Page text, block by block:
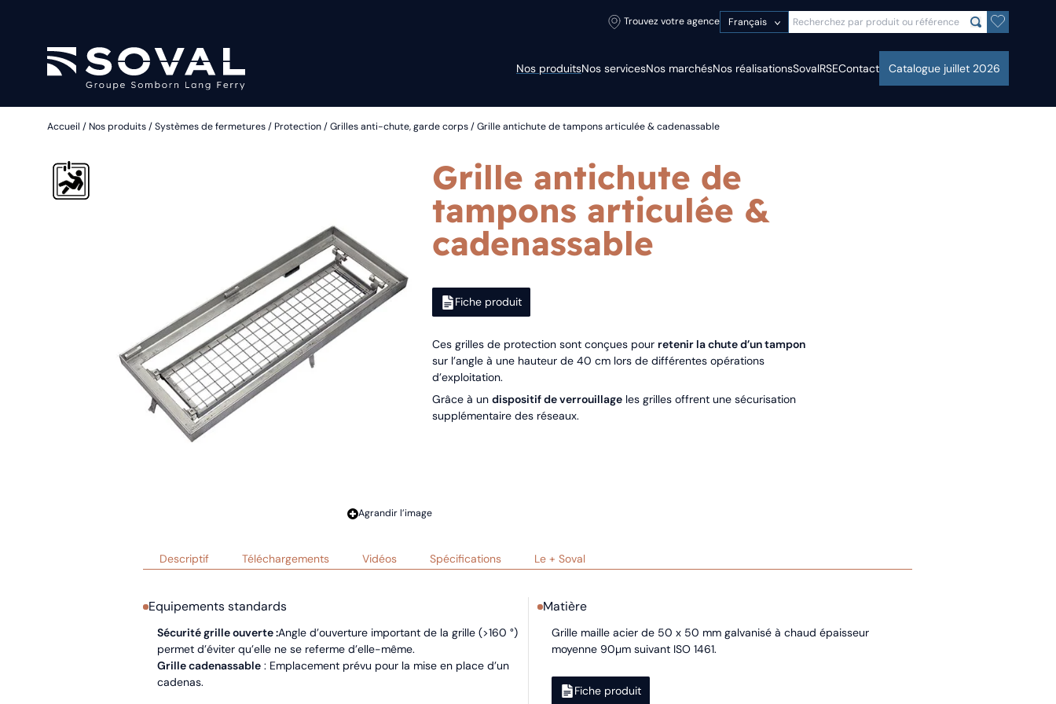
Trouvez votre agence Français
Nos produitsNos servicesNos marchésNos réalisationsSovalRSEContact Catalogue juillet 2026
Accueil / Nos produits/Systèmes de fermetures/ Protection/Grilles anti-chute, garde corps/ Grille antichute de tampons articulée & cadenassable
Agrandir l’image
Grille antichute de
tampons articulée &
cadenassable
Fiche produit
Ces grilles de protection sont conçues pour retenir la chute d’un tampon
sur l’angle à une hauteur de 40 cm lors de différentes opérations
d’exploitation.
Grâce à un dispositif de verrouillageles grilles offrent une sécurisation
supplémentaire des réseaux.
Descriptif Téléchargements Vidéos Spécifications Le + Soval
Equipements standards
Sécurité grille ouverte :Angle d’ouverture important de la grille (>160 °)
permet d’éviter qu’elle ne se referme d’elle-même.
Grille cadenassable: Emplacement prévu pour la mise en place d’un
cadenas.
Matière
Grille maille acier de 50 x 50 mm galvanisé à chaud épaisseur
moyenne 90µm suivant ISO 1461.
Fiche produit